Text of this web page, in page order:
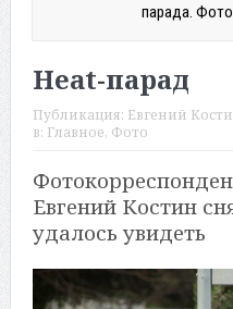
парада.
Heat-парад
Публикация: Евгений
в: Главное, Фото
Евгений Костин
удалось увидеть